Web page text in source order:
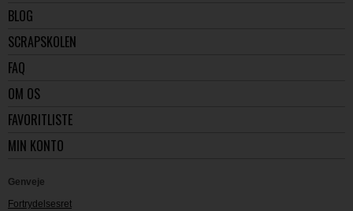
BLOG
SCRAPSKOLEN
FAQ
OM OS
FAVORITLISTE
MIN KONTO
Genveje
Fortrydelsesret